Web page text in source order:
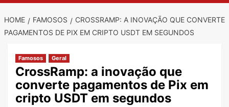
HOME FAMOSOS
CROSSRAMP: A INOVAÇÃO QUE CONVERTE
PAGAMENTOS DE PIX EM CRIPTO USDT EM SEGUNDOS
Famosos Geral
CrossRamp: a inovação que
converte pagamentos de Pix em
cripto USDT em segundos